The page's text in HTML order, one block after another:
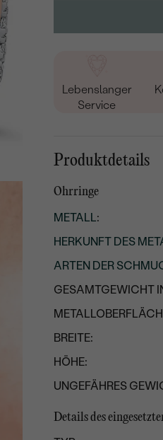
Lebenslanger
Service
Produktdetails
Ohrringe
METALL:
HERKUNFT DES
ARTEN DER
GESAMTGEWICHT
BREITE:
HÖHE:
UNGEFÄHRES
Details des